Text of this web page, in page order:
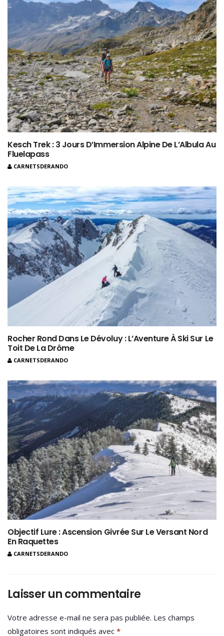
Kesch Trek : 3 Jours D’Immersion Alpine De L’Albula Au
Fluelapass
CARNETSDERANDO
Rocher Rond Dans Le Dévoluy : L’Aventure À Ski Sur Le
Toit De La Drôme
CARNETSDERANDO
Objectif Lure : Ascension Givrée Sur Le Versant Nord
En Raquettes
CARNETSDERANDO
Laisser un commentaire
Votre adresse e-mail ne sera pas publiée. Les champs
obligatoires sont indiqués avec *